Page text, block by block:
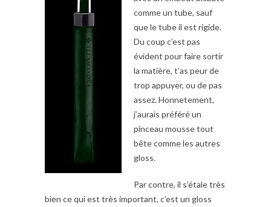
comme un tube, sauf
que le tube il est rigide.
Du coup c’est pas
évident pour faire sortir
la matière, t’as peur de
trop appuyer, ou de pas
assez. Honnetement,
j’aurais préféré un
pinceau mousse tout
bête comme les autres
gloss.
Par contre, il s’étale très
bien ce qui est très important, c’est un gloss